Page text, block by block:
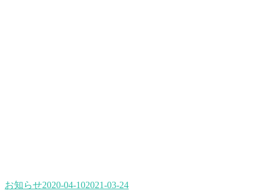
お知らせ2020-04-102021-03-24